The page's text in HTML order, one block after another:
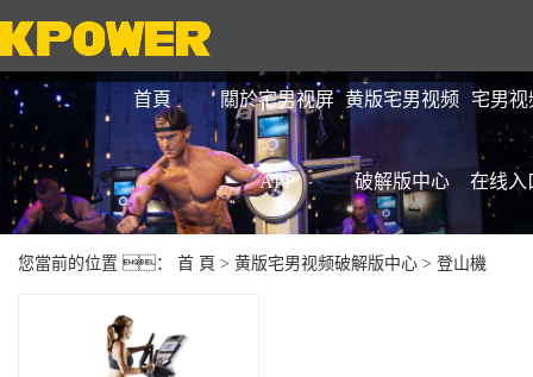
首頁 關於宅男视屏
APP
黄版宅男视频
破解版中心
宅男视
在线入
您當前的位置 ： 首 頁 > 黄版宅男视频破解版中心 > 登山機